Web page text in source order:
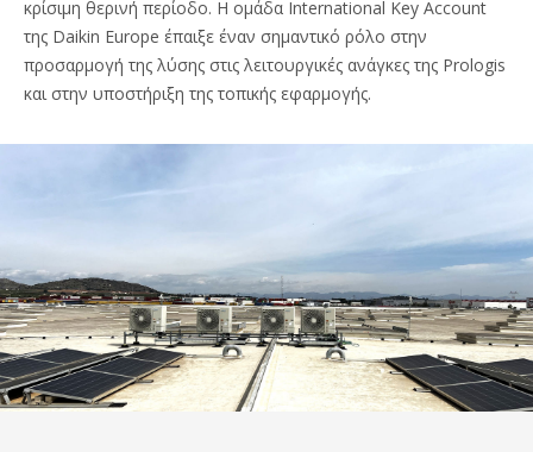
κρίσιμη θερινή περίοδο. Η ομάδα International Key Account
της Daikin Europe έπαιξε έναν σημαντικό ρόλο στην
προσαρμογή της λύσης στις λειτουργικές ανάγκες της Prologis
και στην υποστήριξη της τοπικής εφαρμογής.